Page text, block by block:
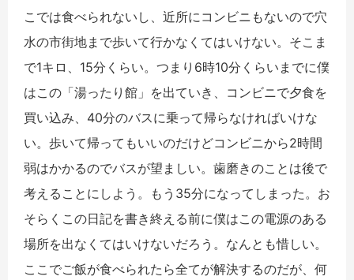
こでは食べられないし、近所にコンビニもないので穴
水の市街地まで歩いて行かなくてはいけない。そこま
で1キロ、15分くらい。つまり6時10分くらいまでに僕
はこの「湯ったり館」を出ていき、コンビニで夕食を
買い込み、40分のバスに乗って帰らなければいけな
い。歩いて帰ってもいいのだけどコンビニから2時間
弱はかかるのでバスが望ましい。歯磨きのことは後で
考えることにしよう。もう35分になってしまった。お
そらくこの日記を書き終える前に僕はこの電源のある
場所を出なくてはいけないだろう。なんとも惜しい。
ここでご飯が食べられたら全てが解決するのだが、何